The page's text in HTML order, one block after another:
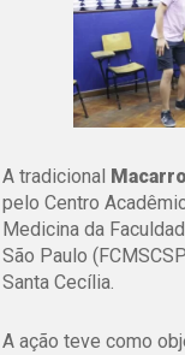
A tradicional
pelo Centro
Medicina da
São Paulo
Santa Cecília.
A ação teve como